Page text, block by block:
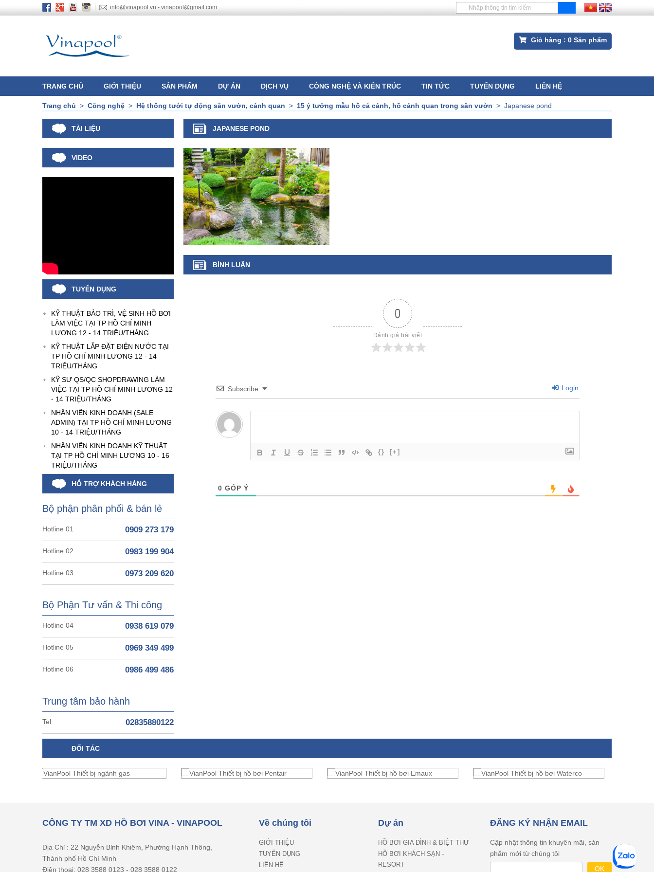
info@vinapool.vn - vinapool@gmail.com
Giỏ hàng : 0 Sản phẩm
TRANG CHỦ GIỚI THIỆU SẢN PHẨM DỰ ÁN DỊCH VỤ CÔNG NGHỆ VÀ KIẾN TRÚC TIN TỨC TUYỂN DỤNG LIÊN HỆ
Trang chủ > Công nghệ > Hệ thống tưới tự động sân vườn, cảnh quan > 15 ý tưởng mẫu hồ cá cảnh, hồ cảnh quan trong sân vườn > Japanese pond
TÀI LIỆU
VIDEO
TUYỂN DỤNG
KỸ THUẬT BẢO TRÌ, VỆ SINH HỒ BƠI
LÀM VIỆC TẠI TP HỒ CHÍ MINH
LƯƠNG 12 - 14 TRIỆU/THÁNG
KỸ THUẬT LẮP ĐẶT ĐIỆN NƯỚC TẠI
TP HỒ CHÍ MINH LƯƠNG 12 - 14
TRIỆU/THÁNG
KỸ SƯ QS/QC SHOPDRAWING LÀM
VIỆC TẠI TP HỒ CHÍ MINH LƯƠNG 12
- 14 TRIỆU/THÁNG
NHÂN VIÊN KINH DOANH (SALE
ADMIN) TẠI TP HỒ CHÍ MINH LƯƠNG
10 - 14 TRIỆU/THÁNG
NHÂN VIÊN KINH DOANH KỸ THUẬT
TẠI TP HỒ CHÍ MINH LƯƠNG 10 - 16
TRIỆU/THÁNG
HỖ TRỢ KHÁCH HÀNG
Bộ phận phân phối & bán lẻ
Hotline 01 0909 273 179
Hotline 02 0983 199 904
Hotline 03 0973 209 620
Bộ Phận Tư vấn & Thi công
Hotline 04 0938 619 079
Hotline 05 0969 349 499
Hotline 06 0986 499 486
Trung tâm bảo hành
Tel 02835880122
JAPANESE POND
BÌNH LUẬN
0
Đánh giá bài viết
Subscribe Login
{} [+]
0 GÓP Ý
ĐỐI TÁC
CÔNG TY TM XD HỒ BƠI VINA - VINAPOOL
Địa Chỉ : 22 Nguyễn Bỉnh Khiêm, Phường Hạnh Thông,
Thành phố Hồ Chí Minh
Điện thoại: 028 3588 0123 - 028 3588 0122
Về chúng tôi
GIỚI THIỆU
TUYỂN DỤNG
LIÊN HỆ
Dự án
HỒ BƠI GIA ĐÌNH & BIỆT THỰ
HỒ BƠI KHÁCH SẠN -
RESORT
ĐĂNG KÝ NHẬN EMAIL
Cập nhật thông tin khuyên mãi, sản
phẩm mới từ chúng tôi